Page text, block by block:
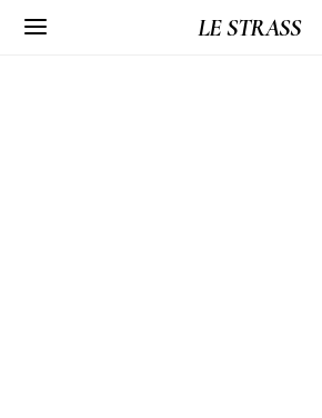
LE STRASS